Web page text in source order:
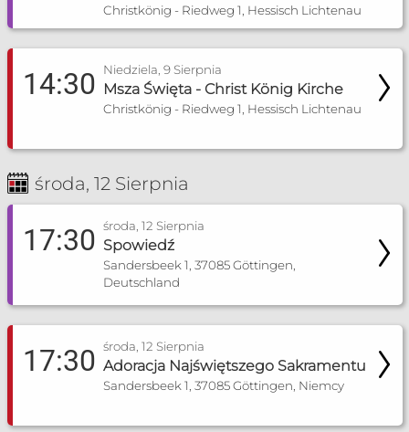
Christkönig - Riedweg 1, Hessisch Lichtenau
14:30 Niedziela, 9 Sierpnia
Msza Święta - Christ König Kirche
Christkönig - Riedweg 1, Hessisch Lichtenau
środa, 12 Sierpnia
17:30 środa, 12 Sierpnia
Spowiedź
Sandersbeek 1, 37085 Göttingen,
Deutschland
17:30 środa, 12 Sierpnia
Adoracja Najświętszego Sakramentu
Sandersbeek 1, 37085 Göttingen, Niemcy